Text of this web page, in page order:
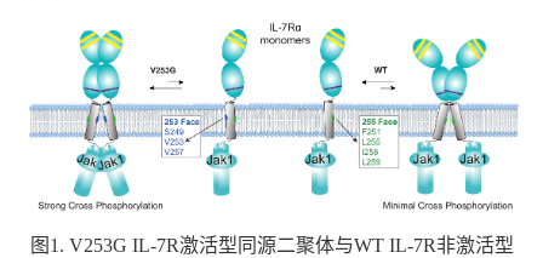
图 1. V253G IL-7R激活型同源二聚体与WT IL-7R非激活型